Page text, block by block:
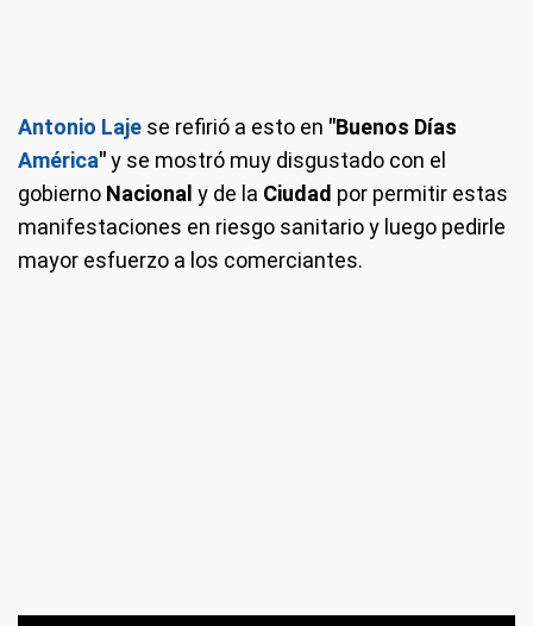
Antonio Laje se refirió a esto en "Buenos Días
América"y se mostró muy disgustado con el
gobierno Nacional y de la Ciudad por permitir estas
manifestaciones en riesgo sanitario y luego pedirle
mayor esfuerzo a los comerciantes.